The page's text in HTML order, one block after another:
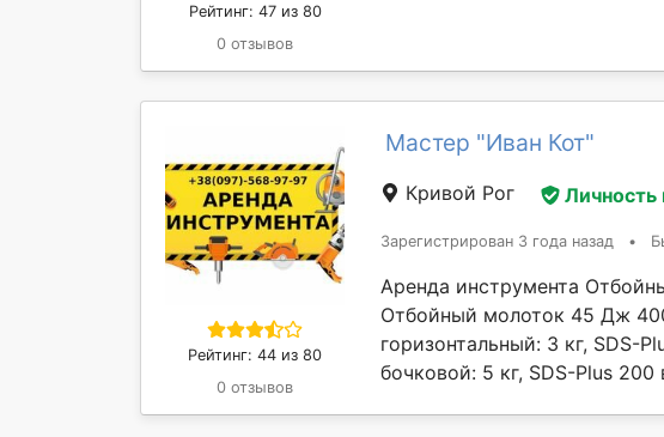
Рейтинг: 47 из 80
0 отзывов
Рейтинг: 44 из 80
0 отзывов
Мастер "Иван Кот"
Кривой Рог
Зарегистрирован 3 года назад •
Аренда инструмента
Отбойный молоток 45 Дж
горизонтальный: 3 кг, SDS-
бочковой: 5 кг, SDS-Plus